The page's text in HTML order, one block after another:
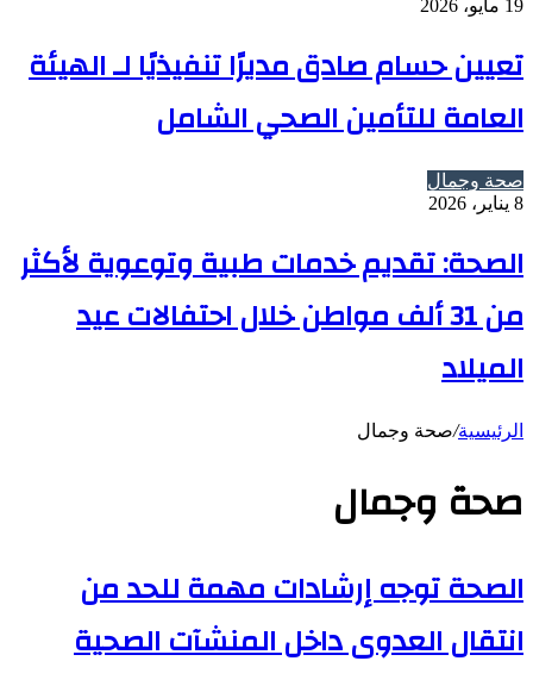
19 مايو، 2026
تعيين حسام صادق مديرًا تنفيذيًا لـ الهيئة
العامة للتأمين الصحي الشامل
صحة وجمال
8 يناير، 2026
الصحة: تقديم خدمات طبية وتوعوية لأكثر
من 31 ألف مواطن خلال احتفالات عيد
الميلاد
الرئيسية/صحة وجمال
صحة وجمال
الصحة توجه إرشادات مهمة للحد من
انتقال العدوى داخل المنشآت الصحية